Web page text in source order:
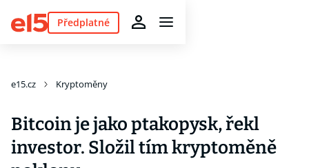
Předplatné
e15.cz Kryptoměny
Bitcoin je jako ptakopysk, řekl
investor. Složil tím kryptoměně